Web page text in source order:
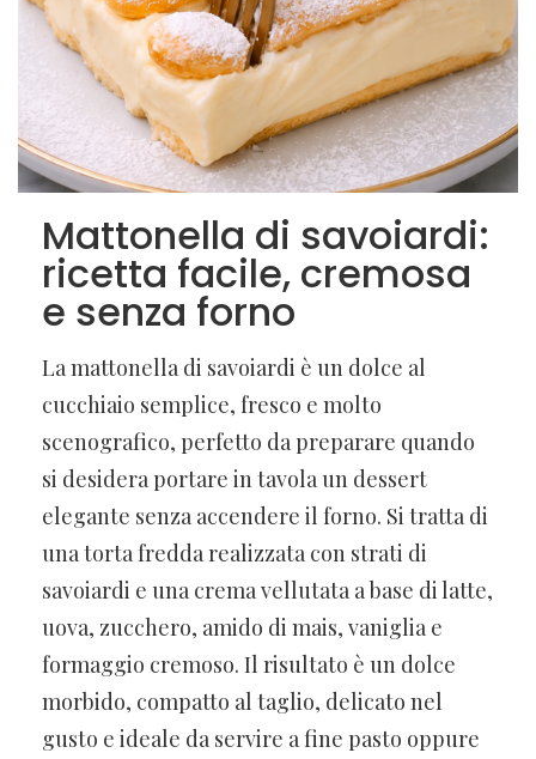
Mattonella di savoiardi:
ricetta facile, cremosa
e senza forno
La mattonella di savoiardi è un dolce al
cucchiaio semplice, fresco e molto
scenografico, perfetto da preparare quando
si desidera portare in tavola un dessert
elegante senza accendere il forno. Si tratta di
una torta fredda realizzata con strati di
savoiardi e una crema vellutata a base di latte,
uova, zucchero, amido di mais, vaniglia e
formaggio cremoso. Il risultato è un dolce
morbido, compatto al taglio, delicato nel
gusto e ideale da servire a fine pasto oppure